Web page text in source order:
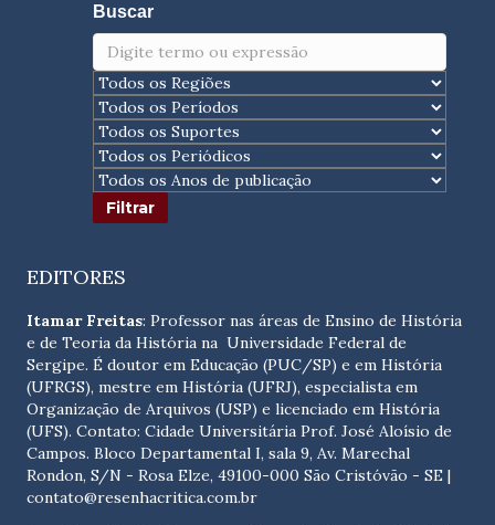
Buscar
EDITORES
Itamar Freitas: Professor nas áreas de Ensino de História
e de Teoria da História na Universidade Federal de
Sergipe. É doutor em Educação (PUC/SP) e em História
(UFRGS), mestre em História (UFRJ), especialista em
Organização de Arquivos (USP) e licenciado em História
(UFS). Contato: Cidade Universitária Prof. José Aloísio de
Campos. Bloco Departamental I, sala 9, Av. Marechal
Rondon, S/N - Rosa Elze, 49100-000 São Cristóvão - SE |
contato@resenhacritica.com.br